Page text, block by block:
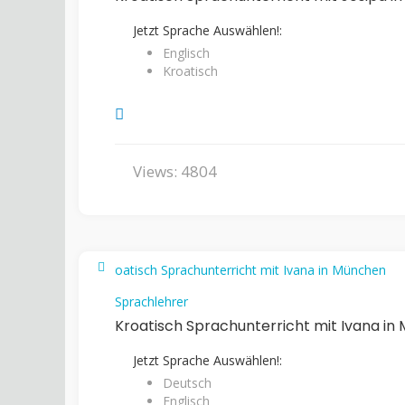
Jetzt Sprache Auswählen!:
Englisch
Kroatisch
Views: 4804
Sprachlehrer
Kroatisch Sprachunterricht mit Ivana in
Jetzt Sprache Auswählen!:
Deutsch
Englisch